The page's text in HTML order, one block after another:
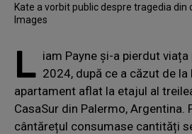
Kate a vorbit public despre tragedia
Images
L iam Payne și-a pierdut
2024, după ce a căzut de la
apartament aflat la etajul al
CasaSur din Palermo,
cântărețul consumase cantități